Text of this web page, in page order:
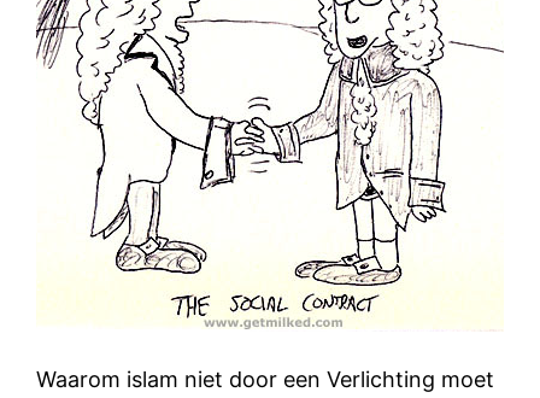
Waarom islam niet door een Verlichting moet